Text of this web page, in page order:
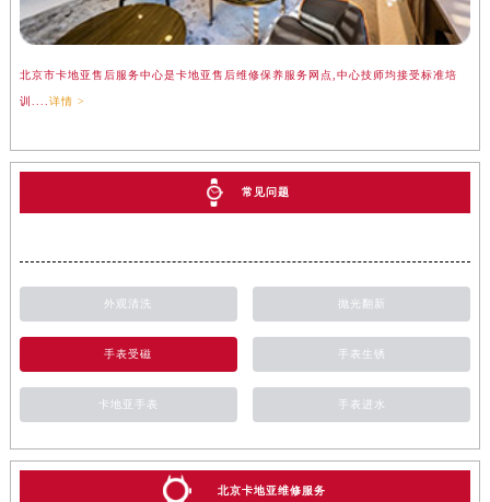
北京市卡地亚售后服务中心是卡地亚售后维修保养服务网点,中心技师均接受标准培
训.... 详情 >
常见问题
外观清洗 抛光翻新
手表受磁 手表生锈
卡地亚手表 手表进水
北京卡地亚维修服务